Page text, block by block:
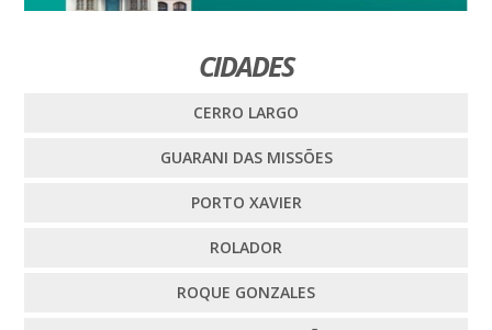
CIDADES
CERRO LARGO
GUARANI DAS MISSÕES
PORTO XAVIER
ROLADOR
ROQUE GONZALES